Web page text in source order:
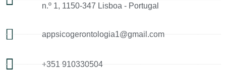
n.º 1, 1150-347 Lisboa - Portugal
appsicogerontologia1@gmail.com
+351 910330504